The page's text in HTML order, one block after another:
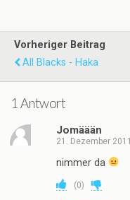
Vorheriger Beitrag
All Blacks - Haka
1 Antwort
Jomäään
21. Dezember 2011
nimmer da
(0)